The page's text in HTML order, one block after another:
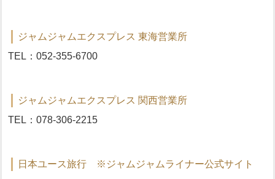
ジャムジャムエクスプレス 東海営業所
TEL：052-355-6700
ジャムジャムエクスプレス 関西営業所
TEL：078-306-2215
日本ユース旅行 ※ジャムジャムライナー公式サイト